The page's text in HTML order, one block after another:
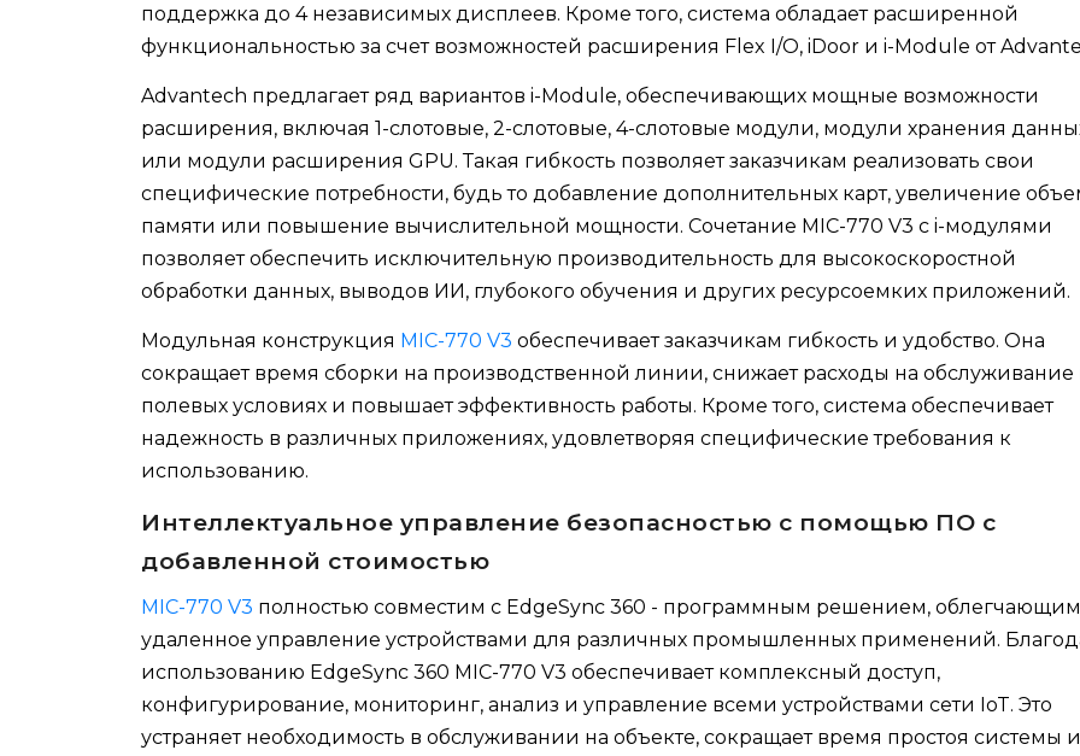
поддержка до 4 независимых дисплеев. Кроме того, система обладает расширенной
функциональностью за счет возможностей расширения Flex I/O, iDoor и i-Module от
Advantech предлагает ряд вариантов i-Module, обеспечивающих мощные возможности
расширения, включая 1-слотовые, 2-слотовые, 4-слотовые модули, модули хранения
или модули расширения GPU. Такая гибкость позволяет заказчикам реализовать свои
специфические потребности, будь то добавление дополнительных карт, увеличение
памяти или повышение вычислительной мощности. Сочетание MIC-770 V3 с i-модулями
позволяет обеспечить исключительную производительность для высокоскоростной
обработки данных, выводов ИИ, глубокого обучения и других ресурсоемких приложений.
Модульная конструкция MIC-770 V3 обеспечивает заказчикам гибкость и удобство. Она
сокращает время сборки на производственной линии, снижает расходы на обслуживание
полевых условиях и повышает эффективность работы. Кроме того, система обеспечивает
надежность в различных приложениях, удовлетворяя специфические требования к
использованию.
Интеллектуальное управление безопасностью с помощью ПО с
добавленной стоимостью
MIC-770 V3 полностью совместим с EdgeSync 360 - программным решением, облегчающим
удаленное управление устройствами для различных промышленных применений.
использованию EdgeSync 360 MIC-770 V3 обеспечивает комплексный доступ,
конфигурирование, мониторинг, анализ и управление всеми устройствами сети IoT. Это
устраняет необходимость в обслуживании на объекте, сокращает время простоя системы и